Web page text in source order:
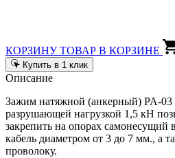
КОРЗИНУ ТОВАР В КОРЗИНЕ
Купить в 1 клик
Описание
Зажим натяжной (анкерный) PA-
разрушающей нагрузкой 1,5 кН
закрепить на опорах самонесущий
кабель диаметром от 3 до 7 мм., а
проволоку.